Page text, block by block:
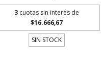
3 cuotas sin interés de
$16.666,67
SIN STOCK